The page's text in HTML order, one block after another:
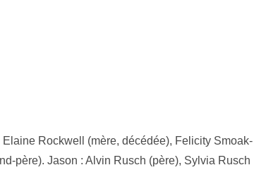
Rockwell (mère, décédée), Felicity Smoak-
père). Jason : Alvin Rusch (père), Sylvia Rusch